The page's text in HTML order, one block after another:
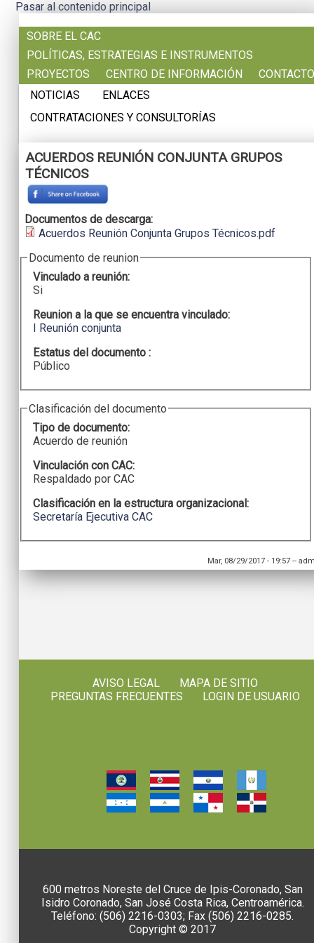
Pasar al contenido principal
SOBRE EL CAC
POLÍTICAS, ESTRATEGIAS E INSTRUMENTOS
PROYECTOS
CENTRO DE INFORMACIÓN
CONTACTO
NOTICIAS
ENLACES
CONTRATACIONES Y CONSULTORÍAS
ACUERDOS REUNIÓN CONJUNTA GRUPOS
TÉCNICOS
Documentos de descarga:
Acuerdos Reunión Conjunta Grupos Técnicos.pdf
Documento de reunion
Vinculado a reunión:
Si
Reunion a la que se encuentra vinculado:
I Reunión conjunta
Estatus del documento :
Público
Clasificación del documento
Tipo de documento:
Acuerdo de reunión
Vinculación con CAC:
Respaldado por CAC
Clasificación en la estructura organizacional:
Secretaría Ejecutiva CAC
Mar, 08/29/2017 - 19:57 --
AVISO LEGAL
MAPA DE SITIO
PREGUNTAS FRECUENTES
LOGIN DE USUARIO
600 metros Noreste del Cruce de Ipis-Coronado, San
Isidro Coronado, San José Costa Rica, Centroamérica.
Teléfono: (506) 2216-0303; Fax (506) 2216-0285.
Copyright © 2017